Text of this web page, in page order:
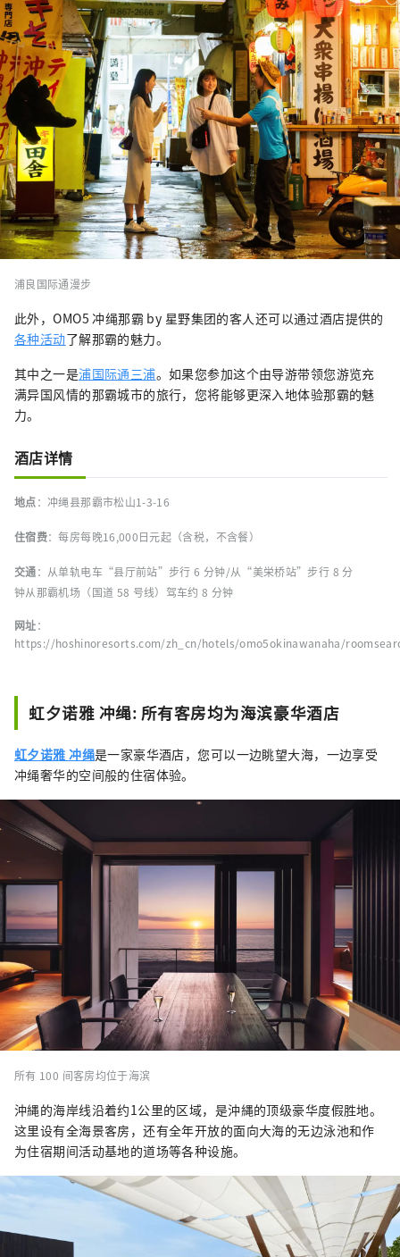
浦良国际通漫步
此外，OMO5 冲绳那霸 by 星野集团的客人还可以通过酒店提供的
各种活动了解那霸的魅力。
其中之一是浦国际通三浦。如果您参加这个由导游带领您游览充
满异国风情的那霸城市的旅行，您将能够更深入地体验那霸的魅
力。
酒店详情
地点：冲绳县那霸市松山1-3-16
住宿费：每房每晚16,000日元起（含税，不含餐）
交通：从单轨电车“县厅前站”步行 6 分钟/从“美栄桥站”步行 8 分
钟从那霸机场（国道 58 号线）驾车约 8 分钟
网址：
https://hoshinoresorts.com/zh_cn/hotels/omo5okinawanaha/
虹夕诺雅 冲绳: 所有客房均为海滨豪华酒店
虹夕诺雅 冲绳是一家豪华酒店，您可以一边眺望大海，一边享受
冲绳奢华的空间般的住宿体验。
所有 100 间客房均位于海滨
沖縄的海岸线沿着约1公里的区域，是沖縄的顶级豪华度假胜地。
这里设有全海景客房，还有全年开放的面向大海的无边泳池和作
为住宿期间活动基地的道场等各种设施。